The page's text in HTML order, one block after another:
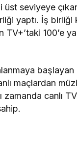
üst seviyeye
yaptı. İş birliği
TV+’taki 100’e
başlayan
maçlardan
zamanda canlı